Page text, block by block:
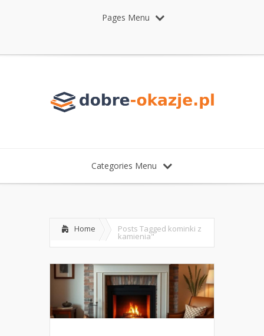
Pages Menu
Categories Menu
Home Posts Tagged kominki z
kamienia"